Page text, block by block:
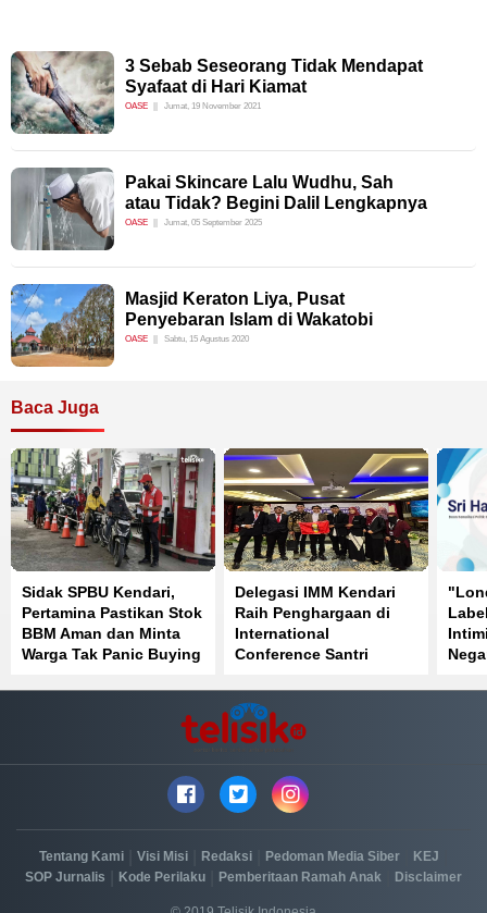
3 Sebab Seseorang Tidak Mendapat
Syafaat di Hari Kiamat
OASE Jumat, 19 November 2021
Pakai Skincare Lalu Wudhu, Sah
atau Tidak? Begini Dalil Lengkapnya
OASE Jumat, 05 September 2025
Masjid Keraton Liya, Pusat
Penyebaran Islam di Wakatobi
OASE Sabtu, 15 Agustus 2020
Baca Juga
Sidak SPBU Kendari,
Pertamina Pastikan Stok
BBM Aman dan Minta
Warga Tak Panic Buying
Delegasi IMM Kendari
Raih Penghargaan di
International
Conference Santri
Tentang Kami Visi Misi Redaksi Pedoman Media Siber KEJ
SOP Jurnalis Kode Perilaku Pemberitaan Ramah Anak Disclaimer